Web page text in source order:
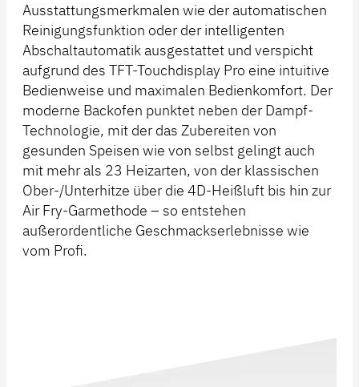
Ausstattungsmerkmalen wie der automatischen
Reinigungsfunktion oder der intelligenten
Abschaltautomatik ausgestattet und verspicht
aufgrund des TFT-Touchdisplay Pro eine intuitive
Bedienweise und maximalen Bedienkomfort. Der
moderne Backofen punktet neben der Dampf-
Technologie, mit der das Zubereiten von
gesunden Speisen wie von selbst gelingt auch
mit mehr als 23 Heizarten, von der klassischen
Ober-/Unterhitze über die 4D-Heißluft bis hin zur
Air Fry-Garmethode – so entstehen
außerordentliche Geschmackserlebnisse wie
vom Profi.